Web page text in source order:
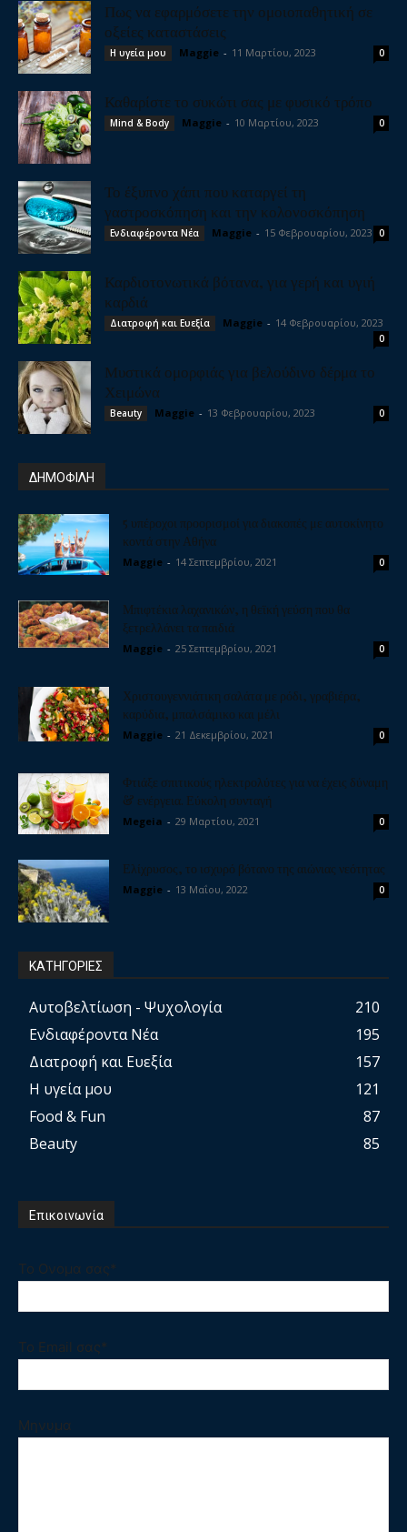
Πως να εφαρμόσετε την ομοιοπαθητική σε
οξείες καταστάσεις
Η υγεία μου Maggie - 11 Μαρτίου, 2023 0
Καθαρίστε το συκώτι σας με φυσικό τρόπο
Mind & Body Maggie - 10 Μαρτίου, 2023 0
Το έξυπνο χάπι που καταργεί τη
γαστροσκόπηση και την κολονοσκόπηση
Ενδιαφέροντα Νέα Maggie - 15 Φεβρουαρίου, 2023 0
Καρδιοτονωτικά βότανα, για γερή και υγιή
καρδιά
Διατροφή και Ευεξία Maggie - 14 Φεβρουαρίου, 2023
0
Μυστικά ομορφιάς για βελούδινο δέρμα το
Χειμώνα
Beauty Maggie - 13 Φεβρουαρίου, 2023 0
ΔΗΜΟΦΙΛΗ
5 υπέροχοι προορισμοί για διακοπές με αυτοκίνητο
κοντά στην Αθήνα
Maggie - 14 Σεπτεμβρίου, 2021 0
Μπιφτέκια λαχανικών, η θεϊκή γεύση που θα
ξετρελλάνει τα παιδιά
Maggie - 25 Σεπτεμβρίου, 2021 0
Χριστουγεννιάτικη σαλάτα με ρόδι, γραβιέρα,
καρύδια, μπαλσάμικο και μέλι
Maggie - 21 Δεκεμβρίου, 2021 0
Φτιάξε σπιτικούς ηλεκτρολύτες για να έχεις δύναμη
& ενέργεια. Εύκολη συνταγή
Megeia - 29 Μαρτίου, 2021 0
Ελίχρυσος, το ισχυρό βότανο της αιώνιας νεότητας
Maggie - 13 Μαΐου, 2022 0
ΚΑΤΗΓΟΡΙΕΣ
Αυτοβελτίωση - Ψυχολογία
210
Ενδιαφέροντα Νέα
195
Διατροφή και Ευεξία
157
Η υγεία μου
121
Food & Fun
87
Beauty
85
Επικοινωνία
Το Ονομα σας*
Το Email σας*
Μηνυμα